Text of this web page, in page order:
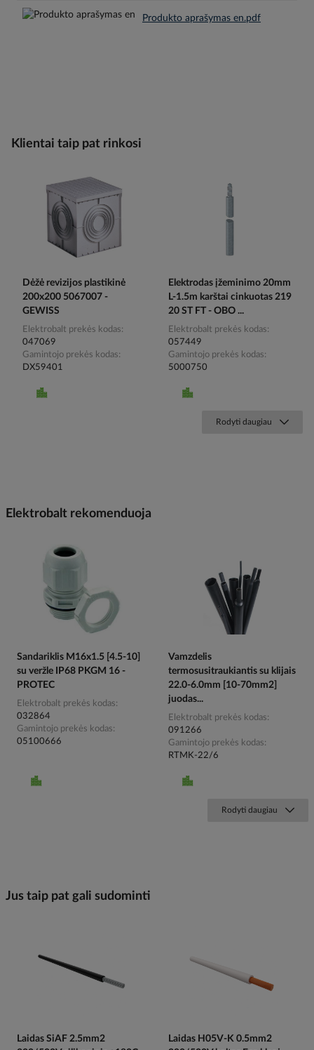
Produkto aprašymas en.pdf
Klientai taip pat rinkosi
Dėžė revizijos plastikinė
200x200 5067007 -
GEWISS
Elektrobalt prekės kodas
047069
Gamintojo prekės kodas
DX59401
Elektrodas įžeminimo 20mm
L-1.5m karštai cinkuotas 219
20 ST FT - OBO ...
Elektrobalt prekės kodas
057449
Gamintojo prekės kodas
5000750
Rodyti daugiau
Elektrobalt rekomenduoja
Sandariklis M16x1.5 [4.5-10]
su veržle IP68 PKGM 16 -
PROTEC
Elektrobalt prekės kodas
032864
Gamintojo prekės kodas
05100666
Vamzdelis
termosusitraukiantis su klijais
22.0-6.0mm [10-70mm2]
juodas...
Elektrobalt prekės kodas
091266
Gamintojo prekės kodas
RTMK-22/6
Rodyti daugiau
Jus taip pat gali sudominti
Laidas SiAF 2.5mm2
Laidas H05V-K 0.5mm2